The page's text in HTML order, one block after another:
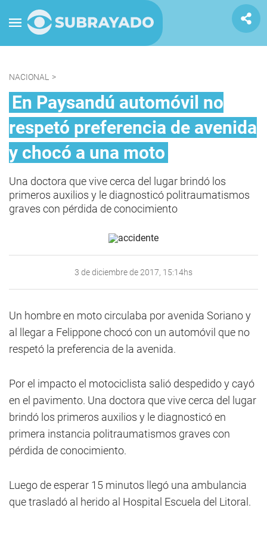
NACIONAL >
En Paysandú automóvil no
respetó preferencia de avenida
y chocó a una moto
Una doctora que vive cerca del lugar brindó los
primeros auxilios y le diagnosticó politraumatismos
graves con pérdida de conocimiento
3 de diciembre de 2017, 15:14hs
Un hombre en moto circulaba por avenida Soriano y
al llegar a Felippone chocó con un automóvil que no
respetó la preferencia de la avenida.
Por el impacto el motociclista salió despedido y cayó
en el pavimento. Una doctora que vive cerca del lugar
brindó los primeros auxilios y le diagnosticó en
primera instancia politraumatismos graves con
pérdida de conocimiento.
Luego de esperar 15 minutos llegó una ambulancia
que trasladó al herido al Hospital Escuela del Litoral.